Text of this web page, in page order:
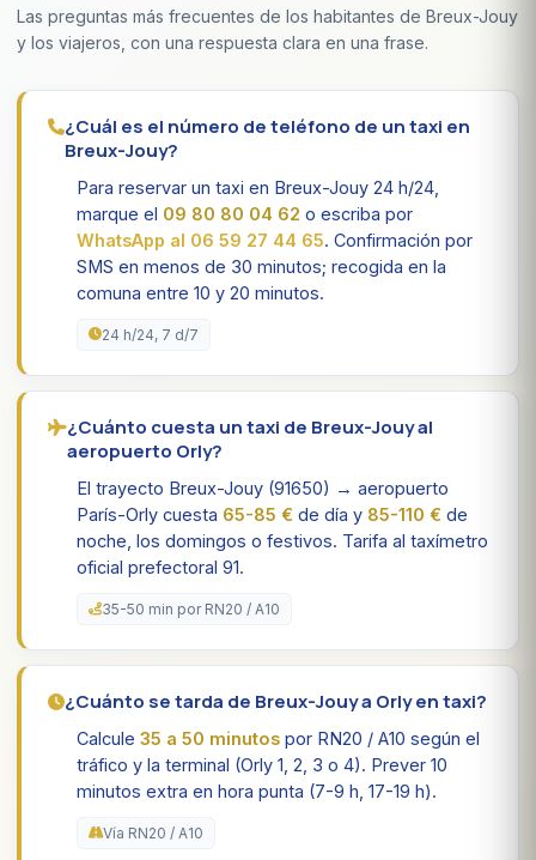
Las preguntas más frecuentes de los habitantes de Breux-Jouy
y los viajeros, con una respuesta clara en una frase.
¿Cuál es el número de teléfono de un taxi en
Breux-Jouy?
Para reservar un taxi en Breux-Jouy 24 h/24,
marque el 09 80 80 04 62 o escriba por
WhatsApp al 06 59 27 44 65. Confirmación por
SMS en menos de 30 minutos; recogida en la
comuna entre 10 y 20 minutos.
24 h/24, 7 d/7
¿Cuánto cuesta un taxi de Breux-Jouy al
aeropuerto Orly?
El trayecto Breux-Jouy (91650) → aeropuerto
París-Orly cuesta 65-85 € de día y 85-110 € de
noche, los domingos o festivos. Tarifa al taxímetro
oficial prefectoral 91.
35-50 min por RN20 / A10
¿Cuánto se tarda de Breux-Jouy a Orly en taxi?
Calcule 35 a 50 minutos por RN20 / A10 según el
tráfico y la terminal (Orly 1, 2, 3 o 4). Prever 10
minutos extra en hora punta (7-9 h, 17-19 h).
Vía RN20 / A10